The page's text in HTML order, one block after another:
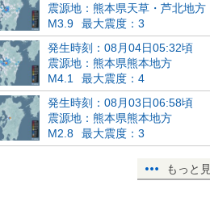
震源地：熊本県天草・芦北地方
M3.9
最大震度：3
発生時刻：08月04日05:32頃
震源地：熊本県熊本地方
M4.1
最大震度：4
発生時刻：08月03日06:58頃
震源地：熊本県熊本地方
M2.8
最大震度：3
もっと